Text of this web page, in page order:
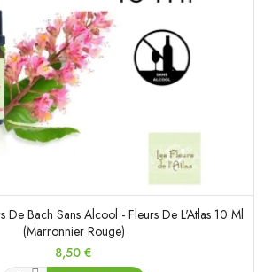
De Bach Sans Alcool - Fleurs De L'Atlas 10 Ml
(Marronnier Rouge)
Prix
8,50 €